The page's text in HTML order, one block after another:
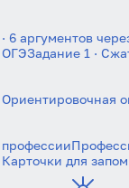
· 6 аргументов
ОГЭЗадание 1 ·
Ориентировочная
профессии
Карточки для